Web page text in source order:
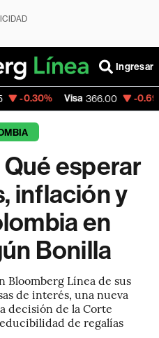
Ingresar
Visa 366.00 -0.69%
Qué esperar
inflación y
en
Bonilla
Bloomberg Línea de sus
de interés, una nueva
decisión de la Corte
de regalías